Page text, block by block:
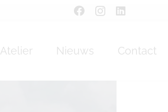
Atelier Nieuws Contact